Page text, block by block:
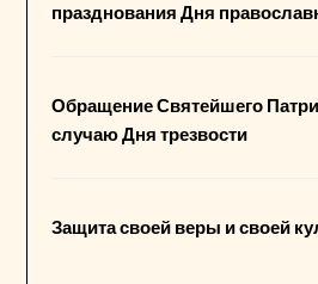
празднования Дня
Обращение Святейшего
случаю Дня трезвости
Защита своей веры и своей